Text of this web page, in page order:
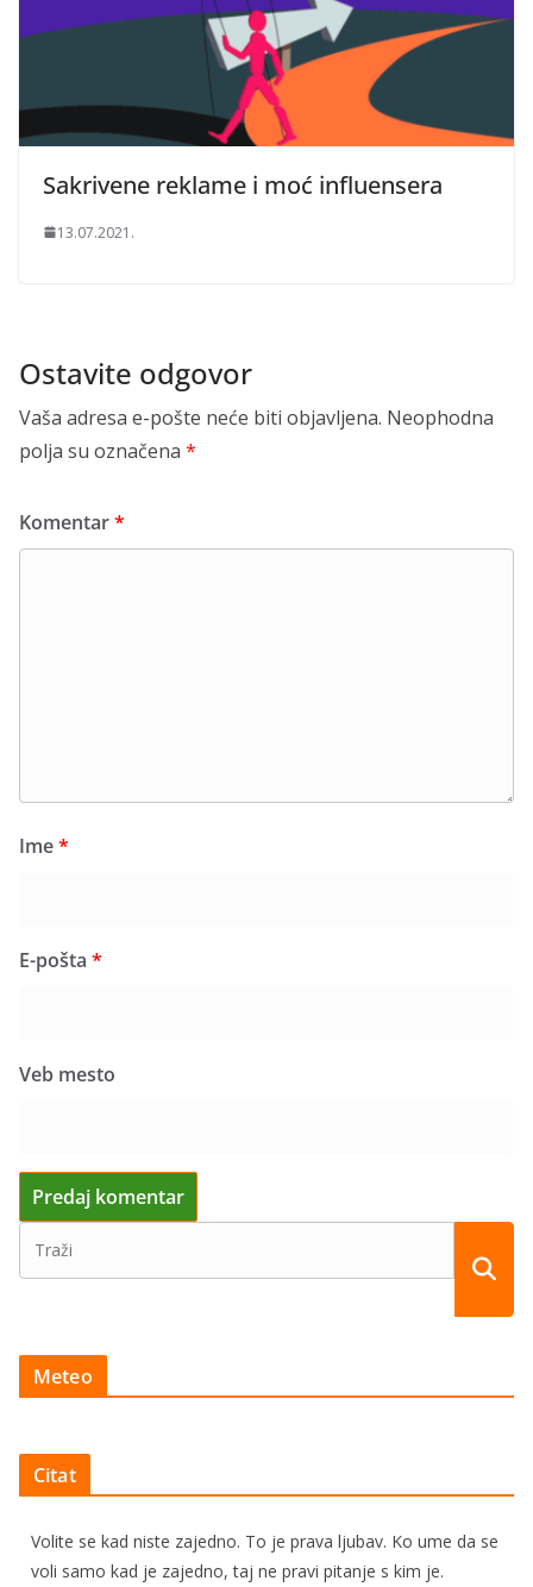
Sakrivene reklame i moć influensera
13.07.2021.
Ostavite odgovor
Vaša adresa e-pošte neće biti objavljena. Neophodna
polja su označena *
Komentar*
Ime*
E-pošta *
Veb mesto
Meteo
Citat
Volite se kad niste zajedno. To je prava ljubav. Ko ume da se
voli samo kad je zajedno, taj ne pravi pitanje s kim je.